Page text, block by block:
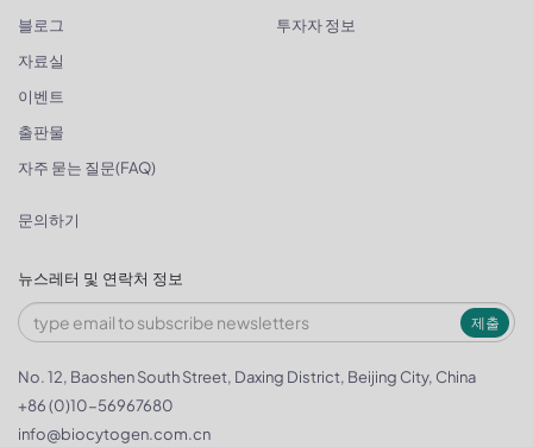
블로그
자료실
이벤트
출판물
자주 묻는 질문(FAQ)
투자자 정보
문의하기
뉴스레터 및 연락처 정보
제출
No. 12, Baoshen South Street, Daxing District, Beijing City, China
+86 (0)10-56967680
info@biocytogen.com.cn